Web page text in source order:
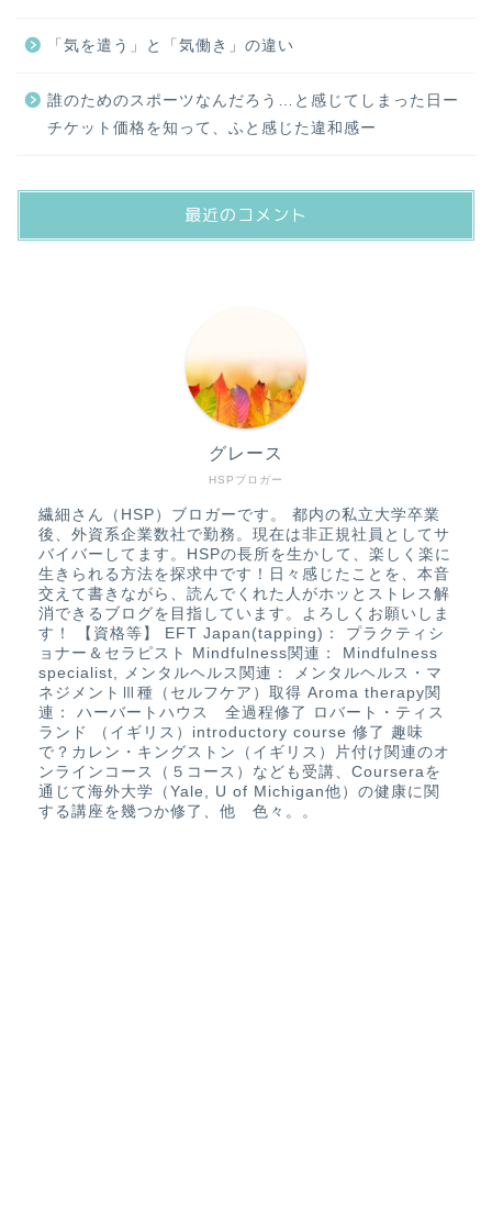
「気を遣う」と「気働き」の違い
誰のためのスポーツなんだろう…と感じてしまった日ー
チケット価格を知って、ふと感じた違和感ー
最近のコメント
HSPブロガー
グレース
繊細さん（HSP）ブロガーです。 都内の私立大学卒業
後、外資系企業数社で勤務。現在は非正規社員としてサ
バイバーしてます。HSPの長所を生かして、楽しく楽に
生きられる方法を探求中です！日々感じたことを、本音
交えて書きながら、読んでくれた人がホッとストレス解
消できるブログを目指しています。よろしくお願いしま
す！ 【資格等】 EFT Japan(tapping)： プラクティシ
ョナー＆セラピスト Mindfulness関連： Mindfulness
specialist, メンタルヘルス関連： メンタルヘルス・マ
ネジメントⅢ種（セルフケア）取得 Aroma therapy関
連： ハーバートハウス 全過程修了 ロバート・ティス
ランド （イギリス）introductory course 修了 趣味
で？カレン・キングストン（イギリス）片付け関連のオ
ンラインコース（５コース）なども受講、Courseraを
通じて海外大学（Yale, U of Michigan他）の健康に関
する講座を幾つか修了、他 色々。。